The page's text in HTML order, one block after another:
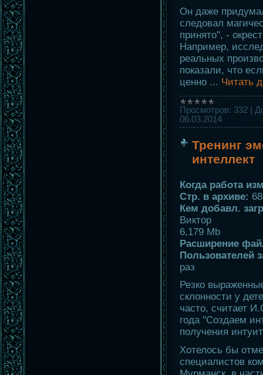
Он даже
следовал
принято", -
Например,
реальных
показали, что
ценно ... Читать
Просмотров: 332
06.03.2014
Тренинг
интеллект
Когда работа
Стр. в архиве:
Кем добавл.
Виктор
6,179 Mb
Расширение
Пользователей
раз
Резко
склонности у
часто, считает
года "Создаем
получения
Хотелось бы
специалистов